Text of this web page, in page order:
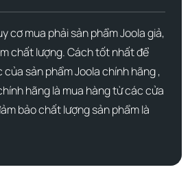
8.1oz.
(Kiểu dáng Elongated).
inches (Lý tưởng cho những cú
cơ mua phải sản phẩm Joola giả,
chất lượng. Cách tốt nhất để
sản phẩm Joola chính hãng ,
hãng là mua hàng từ các cửa
bảo chất lượng sản phẩm là